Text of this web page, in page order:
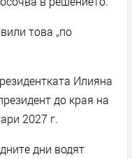
това „по
Илияна
до края на
2027 г.
дни водят